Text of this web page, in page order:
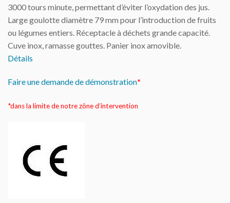
3000 tours minute, permettant d’éviter l’oxydation des jus.
Large goulotte diamètre 79 mm pour l’introduction de fruits
ou légumes entiers. Réceptacle à déchets grande capacité.
Cuve inox, ramasse gouttes. Panier inox amovible.
Détails
Faire une demande de démonstration*
*dans la limite de notre zône d’intervention